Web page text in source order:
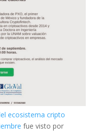
ecosistema cripto
fue visto por